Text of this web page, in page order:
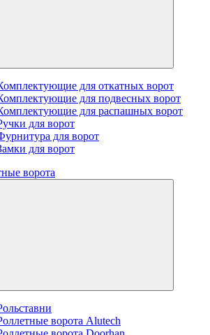
для откатных ворот
для подвесных ворот
для распашных ворот
для ворот
для ворот
для ворот
ворота
ворота Alutech